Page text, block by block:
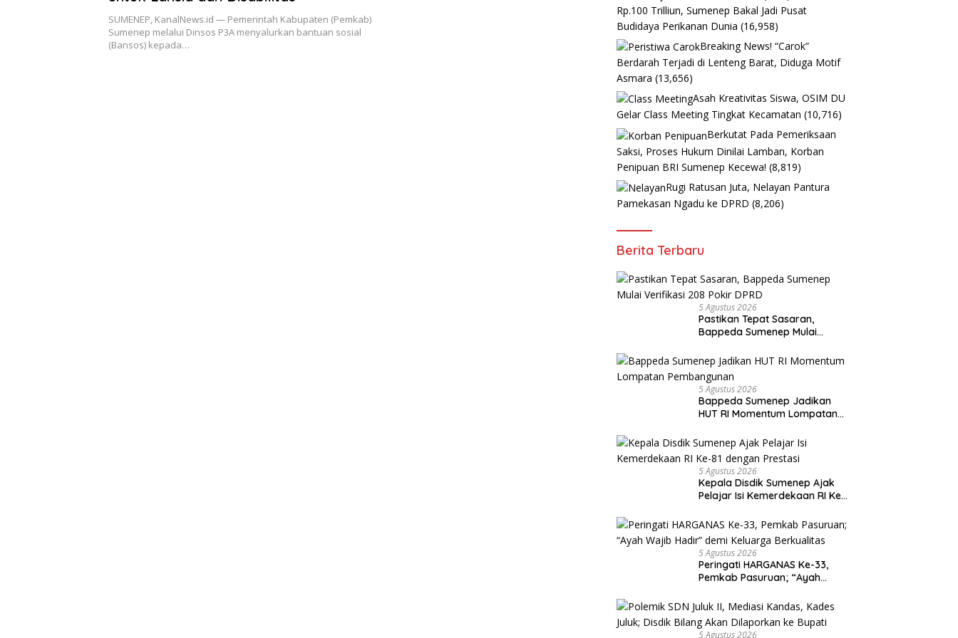
SUMENEP, KanalNews.id — Pemerintah Kabupaten (Pemkab)
Sumenep melalui Dinsos P3A menyalurkan bantuan sosial
(Bansos) kepada…
Rp.100 Trilliun, Sumenep Bakal Jadi Pusat
Budidaya Perikanan Dunia (16,958)
Breaking News! “Carok”
Berdarah Terjadi di Lenteng Barat, Diduga Motif
Asmara (13,656)
Asah Kreativitas Siswa, OSIM DU
Gelar Class Meeting Tingkat Kecamatan (10,716)
Berkutat Pada Pemeriksaan
Saksi, Proses Hukum Dinilai Lamban, Korban
Penipuan BRI Sumenep Kecewa! (8,819)
Rugi Ratusan Juta, Nelayan Pantura
Pamekasan Ngadu ke DPRD (8,206)
Berita Terbaru
5 Agustus 2026
Pastikan Tepat Sasaran,
Bappeda Sumenep Mulai
5 Agustus 2026
Bappeda Sumenep Jadikan
HUT RI Momentum Lompatan
5 Agustus 2026
Kepala Disdik Sumenep Ajak
Pelajar Isi Kemerdekaan RI Ke-
5 Agustus 2026
Peringati HARGANAS Ke-33,
Pemkab Pasuruan; “Ayah
Berkualitas
5 Agustus 2026